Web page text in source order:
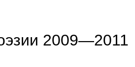
2009—2011